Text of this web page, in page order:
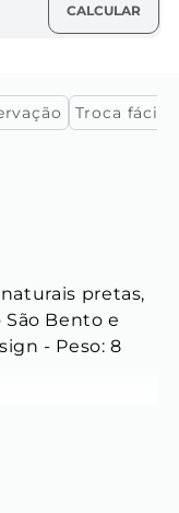
Troca fácil
pretas,
Bento e
- Peso: 8